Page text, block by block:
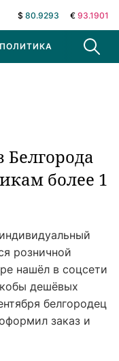
$ 80.9293 € 93.1901
ПОЛИТИКА В МИРЕ
более 1
розничной
нашёл в соцсети
дешёвых
белгородец
заказ и